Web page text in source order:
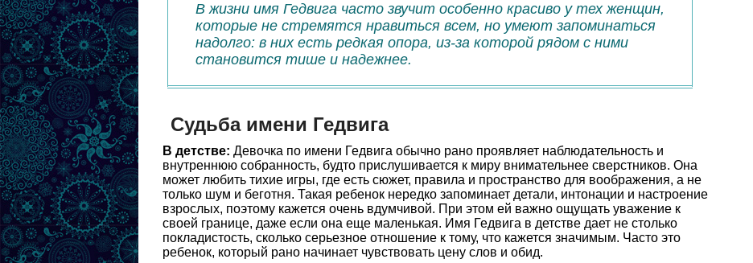
В жизни имя Гедвига часто звучит особенно красиво у тех женщин,
которые не стремятся нравиться всем, но умеют запоминаться
надолго: в них есть редкая опора, из-за которой рядом с ними
становится тише и надежнее.
Судьба имени Гедвига
В детстве: Девочка по имени Гедвига обычно рано проявляет наблюдательность и
внутреннюю собранность, будто прислушивается к миру внимательнее сверстников. Она
может любить тихие игры, где есть сюжет, правила и пространство для воображения, а не
только шум и беготня. Такая ребенок нередко запоминает детали, интонации и настроение
взрослых, поэтому кажется очень вдумчивой. При этом ей важно ощущать уважение к
своей границе, даже если она еще маленькая. Имя Гедвига в детстве дает не столько
покладистость, сколько серьезное отношение к тому, что кажется значимым. Часто это
ребенок, который рано начинает чувствовать цену слов и обид.